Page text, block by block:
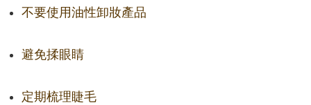
不要使用油性卸妝產品
避免揉眼睛
定期梳理睫毛